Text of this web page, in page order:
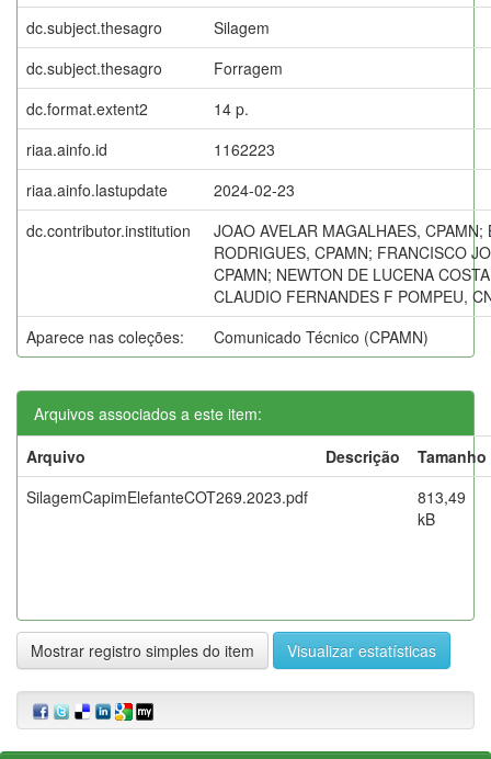
dc.subject.thesagro
Silagem
dc.subject.thesagro
Forragem
dc.format.extent2
14 p.
riaa.ainfo.id
1162223
riaa.ainfo.lastupdate
2024-02-23
dc.contributor.institution
JOAO AVELAR MAGALHAES,
RODRIGUES, CPAMN; FRANCISCO
CPAMN; NEWTON DE LUCENA
CLAUDIO FERNANDES F POMPEU,
Aparece nas coleções:
Comunicado Técnico (CPAMN)
Arquivos associados a este item:
Arquivo
Descrição
Tamanho
SilagemCapimElefanteCOT269.2023.pdf
813,49
kB
Mostrar registro simples do item Visualizar estatísticas